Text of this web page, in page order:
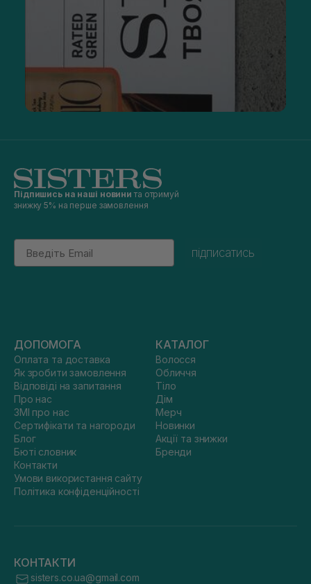
Підпишись на наші новини та отримуй
знижку 5% на перше замовлення
Email
підписатись
ДОПОМОГА
Оплата та доставка
Як зробити замовлення
Відповіді на запитання
Про нас
ЗМІ про нас
Сертифікати та нагороди
Блог
Бюті словник
Контакти
Умови використання сайту
Політика конфіденційності
КАТАЛОГ
Волосся
Обличчя
Тіло
Дім
Мерч
Новинки
Акції та знижки
Бренди
КОНТАКТИ
sisters.co.ua@gmail.com